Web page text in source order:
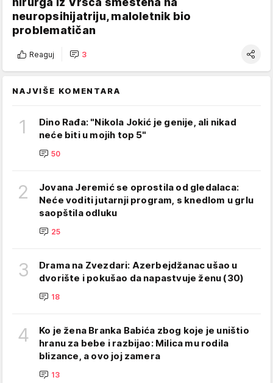
neuropsihijatriju, maloletnik bio
problematičan
Reaguj 3
NAJVIŠE KOMENTARA
1
Dino Rađa: "Nikola Jokić je genije, ali nikad
neće biti u mojih top 5"
50
2
Jovana Jeremić se oprostila od gledalaca:
Neće voditi jutarnji program, s knedlom u grlu
saopštila odluku
25
3
Drama na Zvezdari: Azerbejdžanac ušao u
dvorište i pokušao da napastvuje ženu (30)
18
4
Ko je žena Branka Babića zbog koje je uništio
hranu za bebe i razbijao: Milica mu rodila
blizance, a ovo joj zamera
13